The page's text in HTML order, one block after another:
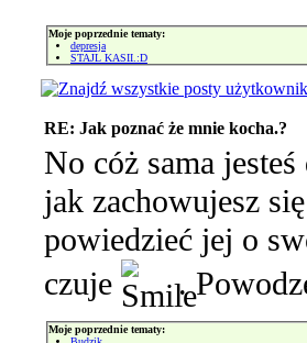
Moje poprzednie tematy:
depresja
STAJL KASII.:D
RE: Jak poznać że mnie kocha.?
No cóż sama
jak zachowujesz
powiedzieć jej o
czuje
.
Moje poprzednie tematy: